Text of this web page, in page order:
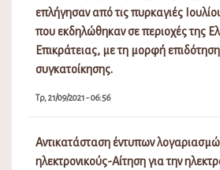
επλήγησαν από τις πυρκαγιές
που εκδηλώθηκαν σε περιοχές της
Επικράτειας, με τη μορφή
συγκατοίκησης.
Τρ, 21/09/2021 - 06:56
Αντικατάσταση έντυπων
ηλεκτρονικούς-Αίτηση για την